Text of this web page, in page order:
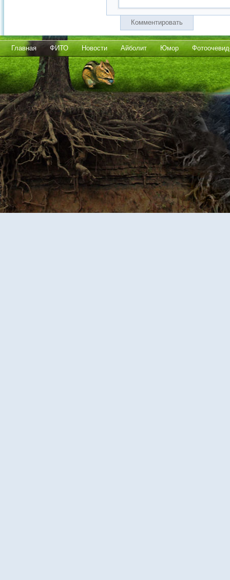
Комментировать
Главная ФИТО Новости Айболит Юмор